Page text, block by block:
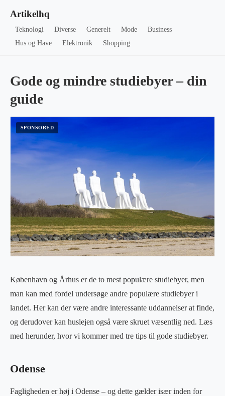
Artikelhq
Teknologi Diverse Generelt Mode
Business
Hus og Have
Elektronik Shopping
Gode og mindre studiebyer – din
guide
København og Århus er de to mest populære studiebyer, men
man kan med fordel undersøge andre populære studiebyer i
landet. Her kan der være andre interessante uddannelser at finde,
og derudover kan huslejen også være skruet væsentlig ned. Læs
med herunder, hvor vi kommer med tre tips til gode studiebyer.
Odense
Fagligheden er høj i Odense – og dette gælder især inden for